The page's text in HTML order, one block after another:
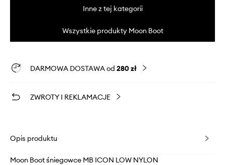
Inne z tej kategorii
Wszystkie produkty Moon Boot
DARMOWA DOSTAWA od 280 zł
ZWROTY I REKLAMACJE
Opis produktu
Moon Boot śniegowce MB ICON LOW NYLON